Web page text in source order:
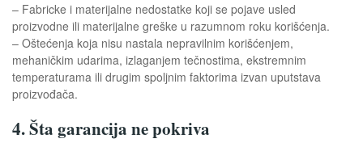
– Fabricke i materijalne nedostatke koji se pojave usled
proizvodne ili materijalne greške u razumnom roku korišćenja.
– Oštećenja koja nisu nastala nepravilnim korišćenjem,
mehaničkim udarima, izlaganjem tečnostima, ekstremnim
temperaturama ili drugim spoljnim faktorima izvan uputstava
proizvođača.
4. Šta garancija ne pokriva